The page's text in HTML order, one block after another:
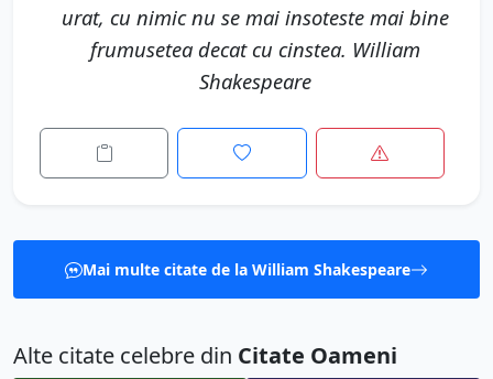
urat, cu nimic nu se mai insoteste mai bine
frumusetea decat cu cinstea. William
Shakespeare
Mai multe citate de la William Shakespeare
Alte citate celebre din Citate Oameni